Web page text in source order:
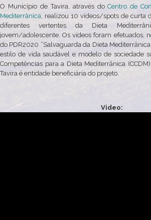
O Município de Tavira, através doCentro de
Mediterrânica, realizou 10 vídeos/spots de curta
diferentes vertentes da Dieta
jovem/adolescente. Os vídeos foram efetuados,
do PDR2020 “Salvaguarda da Dieta
estilo de vida saudável e modelo de sociedade
Competências para a Dieta Mediterrânica
Tavira é entidade beneficiária do projeto.
Video: